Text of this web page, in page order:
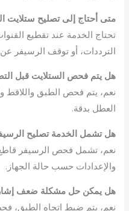
متى أحتاج إلى تصليح ستلايت
تحتاج الخدمة عند تقطيع
الترددات، أو توقف الرسيفر
هل يتم فحص الستلايت قبل
نعم، يتم فحص الطبق واللاقط
العطل بدقة.
هل تشمل الخدمة تصليح
نعم، تشمل فحص الرسيفر
والإعدادات حسب حالة الجهاز.
هل يمكن حل مشكلة ضعف
نعم، يتم ضبط اتجاه الطبق،